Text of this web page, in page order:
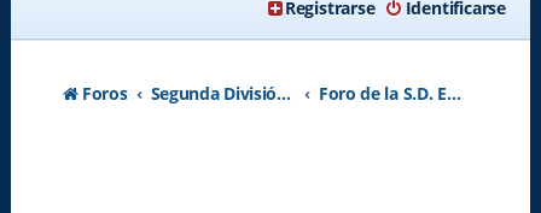
Identificarse
Registrarse
Foros Segunda División A - Temporada 2026-2027 Foro de la S.D. Eibar